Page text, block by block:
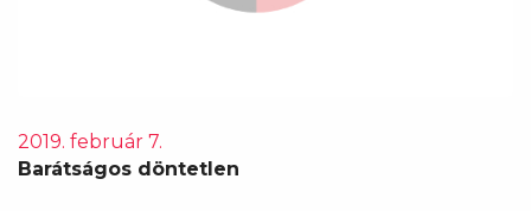
2019. február 7.
Barátságos döntetlen